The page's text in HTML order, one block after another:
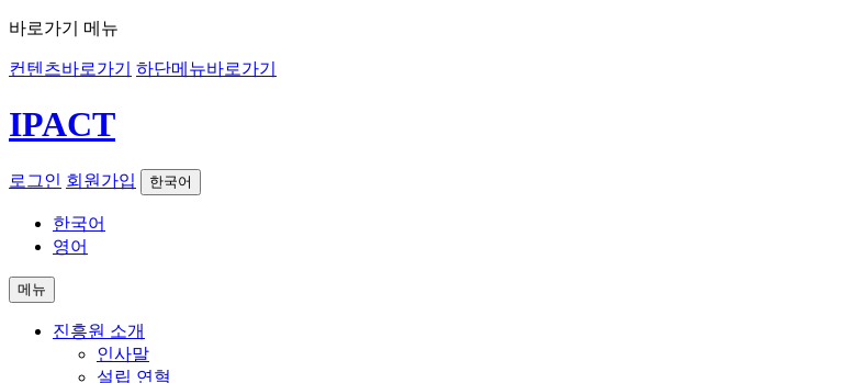
바로가기 메뉴
컨텐츠바로가기 하단메뉴바로가기
IPACT
로그인 회원가입 한국어
한국어
영어
메뉴
진흥원 소개
인사말
설립 연혁